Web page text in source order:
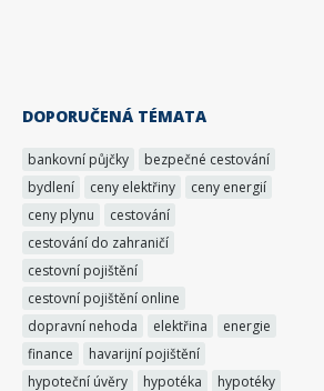
DOPORUČENÁ TÉMATA
bankovní půjčky
bezpečné cestování
bydlení
ceny elektřiny
ceny energií
ceny plynu
cestování
cestování do zahraničí
cestovní pojištění
cestovní pojištění online
dopravní nehoda
elektřina
energie
finance
havarijní pojištění
hypoteční úvěry
hypotéka
hypotéky